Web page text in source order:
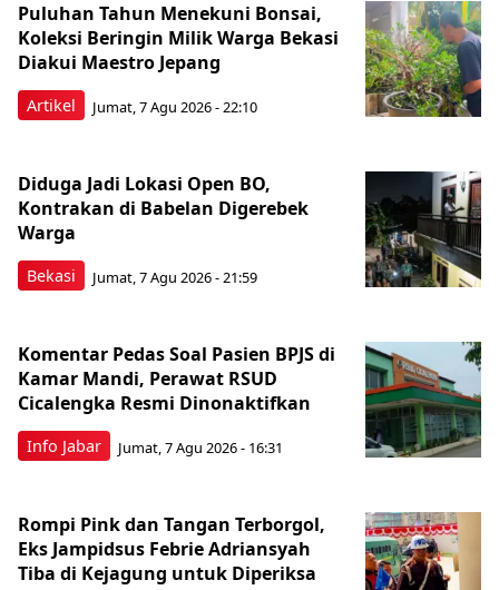
Artikel
Puluhan Tahun Menekuni Bonsai,
Koleksi Beringin Milik Warga Bekasi
Diakui Maestro Jepang
Jumat, 7 Agu 2026 - 22:10
Bekasi
Diduga Jadi Lokasi Open BO,
Kontrakan di Babelan Digerebek
Warga
Jumat, 7 Agu 2026 - 21:59
Info Jabar
Komentar Pedas Soal Pasien BPJS di
Kamar Mandi, Perawat RSUD
Cicalengka Resmi Dinonaktifkan
Jumat, 7 Agu 2026 - 16:31
Rompi Pink dan Tangan Terborgol,
Eks Jampidsus Febrie Adriansyah
Tiba di Kejagung untuk Diperiksa